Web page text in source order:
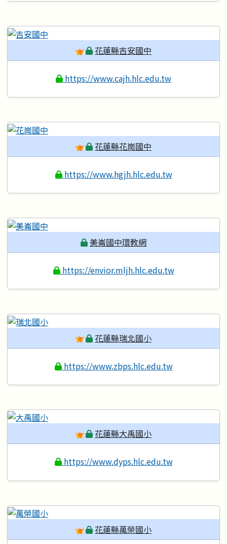
花蓮縣吉安國中
https://www.cajh.hlc.edu.tw
花蓮縣花崗國中
https://www.hgjh.hlc.edu.tw
美崙國中環教網
https://envior.mljh.hlc.edu.tw
花蓮縣瑞北國小
https://www.zbps.hlc.edu.tw
花蓮縣大禹國小
https://www.dyps.hlc.edu.tw
花蓮縣萬榮國小